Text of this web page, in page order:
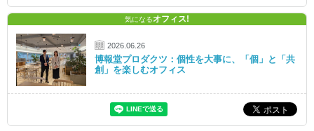
気になるオフィス!
2026.06.26
博報堂プロダクツ：個性を大事に、「個」と「共
創」を楽しむオフィス